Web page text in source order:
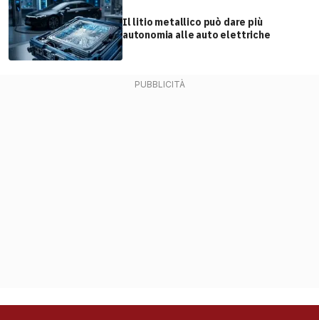
Il litio metallico può dare più
autonomia alle auto elettriche